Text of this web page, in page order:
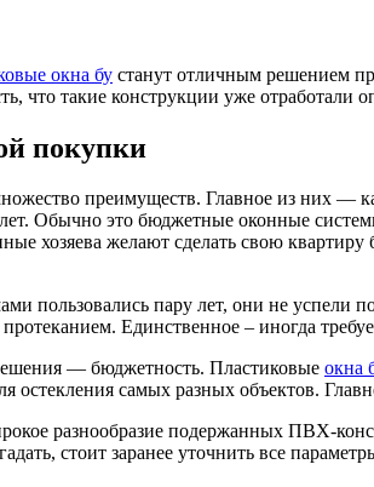
окна бу станут отличным решением
что такие конструкции уже
покупки
преимуществ. Главное из них
лет. Обычно это бюджетные оконные
хозяева желают сделать свою
пользовались пару лет, они не успели
Единственное – иногда
— бюджетность. Пластиковые окна
остекления самых разных объектов.
разнообразие подержанных ПВХ-
стоит заранее уточнить все